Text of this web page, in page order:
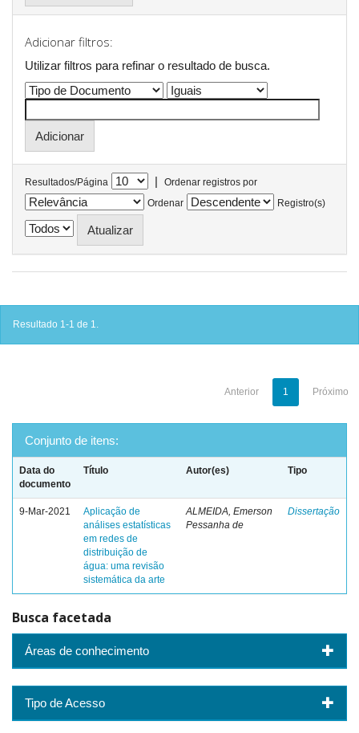
Adicionar filtros:
Utilizar filtros para refinar o resultado de busca.
Resultados/Página |
Ordenar registros por
Ordenar
Registro(s)
Resultado 1-1 de 1.
Anterior 1 Próximo
Conjunto de itens:
Data do
documento
Título Autor(es) Tipo
9-Mar-2021
Aplicação de
análises estatísticas
em redes de
distribuição de
água: uma revisão
sistemática da arte
ALMEIDA, Emerson
Pessanha de
Dissertação
Busca facetada
Áreas de conhecimento
Tipo de Acesso